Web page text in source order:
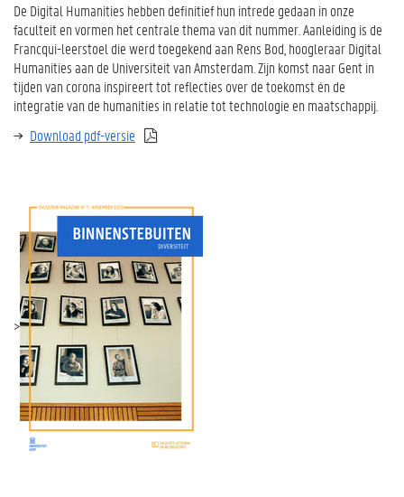
De Digital Humanities hebben definitief hun intrede gedaan in onze
faculteit en vormen het centrale thema van dit nummer. Aanleiding is de
Francqui-leerstoel die werd toegekend aan Rens Bod, hoogleraar Digital
Humanities aan de Universiteit van Amsterdam. Zijn komst naar Gent in
tijden van corona inspireert tot reflecties over de toekomst én de
integratie van de humanities in relatie tot technologie en maatschappij.
Download pdf-versie
>